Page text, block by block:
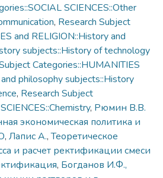
SCIENCES::Other
, Research Subject
and RELIGION::History and
subjects::History of technology
Categories::HUMANITIES
philosophy subjects::History
, Research Subject
, Рюмин В.В.
экономическая политика и
, Лапис А.,Теоретическое
и расчет ректификации смеси
, Богданов И.Ф.,